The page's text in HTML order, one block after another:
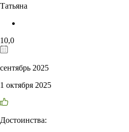
Татьяна
10,0
сентябрь 2025
1 октября 2025
Достоинства: